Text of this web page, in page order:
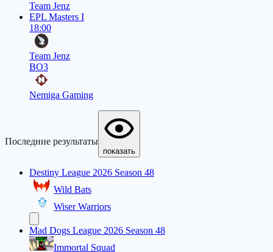
Team Jenz
EPL Masters I
18:00
Team Jenz
BO3
Nemiga Gaming
Последние результаты
показать
Destiny League 2026 Season 48
Wild Bats
Wiser Warriors
Mad Dogs League 2026 Season 48
Immortal Squad